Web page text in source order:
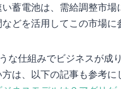
蓄電池は、需給調整市
どを活用してこの市場に
な仕組みでビジネスが成
は、以下の記事も参考に